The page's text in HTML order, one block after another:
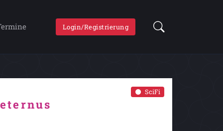
Login/Registrierung
SciFi